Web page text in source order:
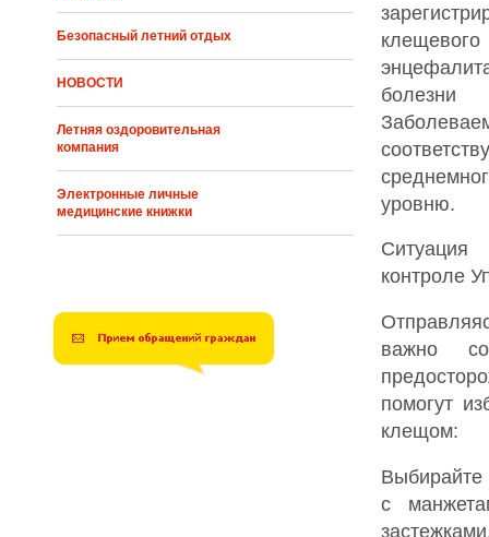
Безопасный летний отдых
НОВОСТИ
Летняя оздоровительная
компания
Электронные личные
медицинские книжки
уровню.
контроле
важно
помогут
клещом:
с